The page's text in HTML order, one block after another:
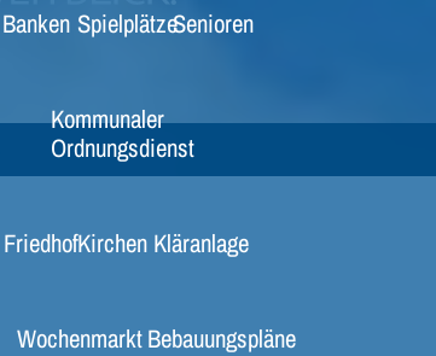
Banken SpielplätzeSenioren
Kommunaler
Ordnungsdienst
FriedhofKirchen Kläranlage
WochenmarktBebauungspläne